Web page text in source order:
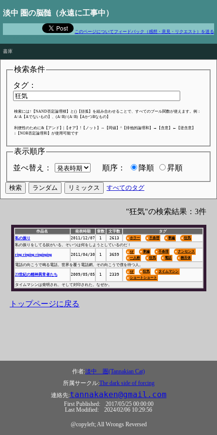
淡中 圏の脳髄（永遠に工事中）
このページについてフィードバック（感想・意見・リクエスト）を送る
書庫
検索条件
タグ：
検索には↑【NAND否定論理積】と()【括弧】を組み合わせることで、すべてのブール関数が使えます。例：
A↑A【Aでないもの】、(A↑B)↑(A↑B)【AかつBなもの】
利便性のために&【アンド】|【オア】!【ノット】⇔【同値】^【排他的論理和】→【含意】←【逆含意】
↓【NOR否定論理和】が使用可能です
表示順序
並べ替え：
順序： 降順 昇順
すべてのタグ
"狂気"の検索結果：3件
作品名 発表時期 章数 文字数
タグ
私の振り
2011/12/07 1 2613 ホラー 不条理 掌編 狂気
私の振りをしてる奴がいる。そいつは何をしようとしているのだ！
ring ringing ringinging 2011/04/30 1 3659
SF 掌編 不条理
ナンセンス
一人称
狂気 電話 饒舌体
電話の向こうで鳴る電話。世界を覆う電話網。その向こうで僕を待つ人。
23世紀の精神異常者たち 2009/05/05 1 2339
SF 狂気
タイムマシン
ショートショート
タイムマシンは発明され、そして封印された。なぜか。
トップページに戻る
作者:淡中 圏(Tannakian Cat)
所属サークル:The dark side of forcing
連絡先:tannakaken@gmail.com
First Published:
2017/05/25 00:00:00
Last Modified:
2024/02/06 10:29:56
@copyleft; All Wrongs Reversed